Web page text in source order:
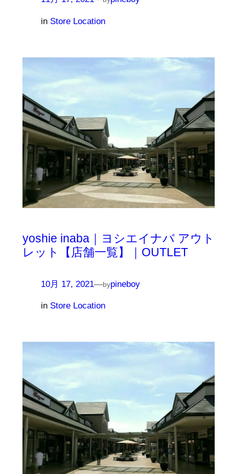
in Store Location
yoshie inaba｜ヨシエイナバ アウト
レット【店舗一覧】｜OUTLET
10月 17, 2021—bypineboy
in Store Location